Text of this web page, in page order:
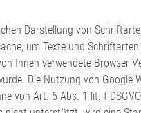
Darstellung von
um Texte und
Ihnen verwendete Browser
Die Nutzung von Google
von Art. 6 Abs. 1 lit. f